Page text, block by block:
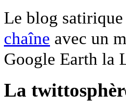
Le blog
chaîne avec un
Google Earth la
La